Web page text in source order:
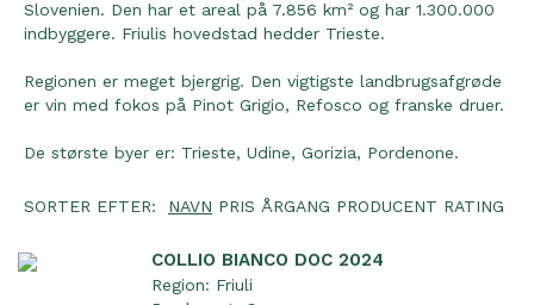
Slovenien. Den har et areal på 7.856 km² og har 1.300.000
indbyggere. Friulis hovedstad hedder Trieste.
Regionen er meget bjergrig. Den vigtigste landbrugsafgrøde
er vin med fokos på Pinot Grigio, Refosco og franske druer.
De største byer er: Trieste, Udine, Gorizia, Pordenone.
SORTER EFTER: NAVN PRIS ÅRGANG PRODUCENT RATING
COLLIO BIANCO DOC 2024
Region: Friuli